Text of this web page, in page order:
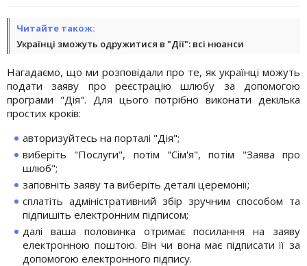
Читайте також:
Українці зможуть одружитися в "Дії": всі нюанси
Нагадаємо, що ми розповідали про те, як українці можуть
подати заяву про реєстрацію шлюбу за допомогою
програми "Дія". Для цього потрібно виконати декілька
простих кроків:
авторизуйтесь на порталі "Дія";
виберіть "Послуги", потім "Сім'я", потім "Заява про
шлюб";
заповніть заяву та виберіть деталі церемонії;
сплатіть адміністративний збір зручним способом та
підпишіть електронним підписом;
далі ваша половинка отримає посилання на заяву
електронною поштою. Він чи вона має підписати її за
допомогою електронного підпису.